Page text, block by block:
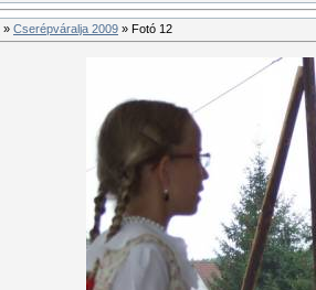
» Cserépváralja 2009 » Fotó 12